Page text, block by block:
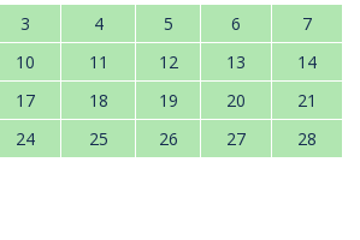
3 4 5 6
7
10 11 12 13
14
17 18 19 20
21
24 25 26 27
28